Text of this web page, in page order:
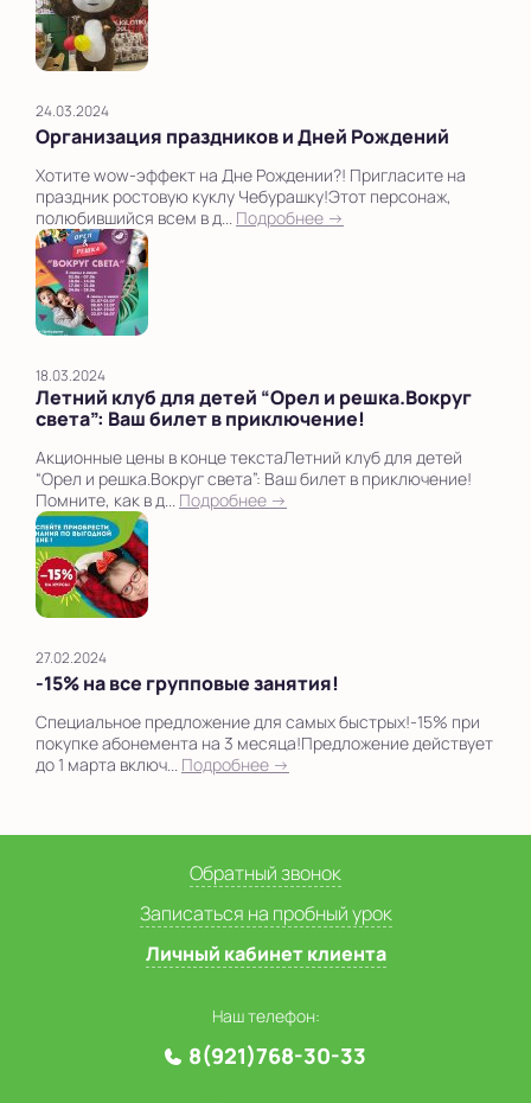
24.03.2024
Организация праздников и Дней Рождений
Хотите wow-эффект на Дне Рождении?! Пригласите на
праздник ростовую куклу Чебурашку!Этот персонаж,
полюбившийся всем в д... Подробнее →
18.03.2024
Летний клуб для детей “Орел и решка.Вокруг
света”: Ваш билет в приключение!
Акционные цены в конце текстаЛетний клуб для детей
“Орел и решка.Вокруг света”: Ваш билет в приключение!
Помните, как в д... Подробнее →
27.02.2024
-15% на все групповые занятия!
Специальное предложение для самых быстрых!-15% при
покупке абонемента на 3 месяца!Предложение действует
до 1 марта включ... Подробнее →
Обратный звонок
Записаться на пробный урок
Личный кабинет клиента
Наш телефон:
8(921)768-30-33